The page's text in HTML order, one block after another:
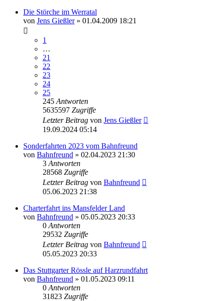
Die Störche im Werratal
von Jens Gießler» 01.04.2009 18:21
1
…
21
22
23
24
25
245 Antworten
5635597 Zugriffe
Letzter Beitrag von Jens Gießler
19.09.2024 05:14
Sonderfahrten 2023 vom Bahnfreund
von Bahnfreund » 02.04.2023 21:30
3 Antworten
28568 Zugriffe
Letzter Beitrag von Bahnfreund
05.06.2023 21:38
Charterfahrt ins Mansfelder Land
von Bahnfreund » 05.05.2023 20:33
0 Antworten
29532 Zugriffe
Letzter Beitrag von Bahnfreund
05.05.2023 20:33
Das Stuttgarter Rössle auf Harzrundfahrt
von Bahnfreund » 01.05.2023 09:11
0 Antworten
31823 Zugriffe